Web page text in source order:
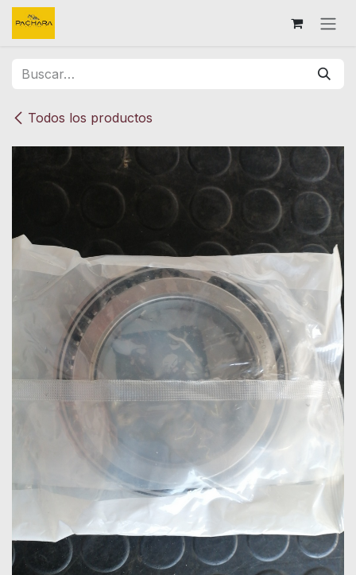
Ir al contenido
Todos los productos